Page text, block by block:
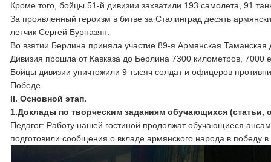
Кроме того, бойцы 51-й дивизии захватили 193 самолета, 91
За проявленный героизм в битве за Сталинград десять
летчик Сергей Бурназян.
Во взятии Берлина приняла участие 89-я Армянская
Дивизия прошла от Кавказа до Берлина 7300 километров, 7000
Бойцы дивизии уничтожили 9 тысяч солдат и офицеров
Победе.
II. Основной этап.
1.Доклады по творческим заданиям обучающихся (статьи,
Педагог: Работу нашей гостиной продолжат обучающиеся
подготовили сообщения о вкладе армянского народа в победу